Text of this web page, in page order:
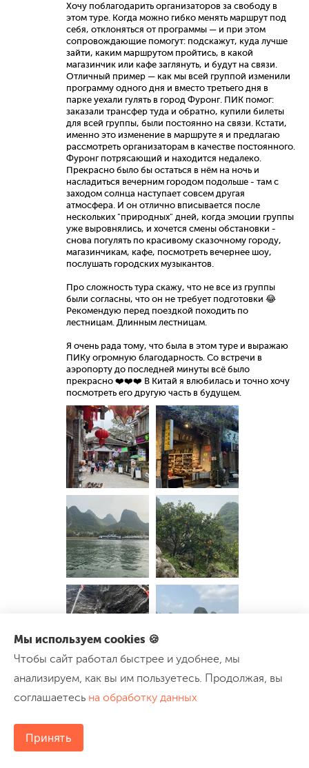
Мы используем cookies 🍪
Чтобы сайт работал быстрее и удобнее, мы
анализируем, как вы им пользуетесь. Продолжая, вы
соглашаетесь на обработку данных
Принять
Хочу поблагодарить организаторов за свободу в
этом туре. Когда можно гибко менять маршрут под
себя, отклоняться от программы — и при этом
сопровождающие помогут: подскажут, куда лучше
зайти, каким маршрутом пройтись, в какой
магазинчик или кафе заглянуть, и будут на связи.
Отличный пример — как мы всей группой изменили
программу одного дня и вместо третьего дня в
парке уехали гулять в город Фуронг. ПИК помог:
заказали трансфер туда и обратно, купили билеты
для всей группы, были постоянно на связи. Кстати,
именно это изменение в маршруте я и предлагаю
рассмотреть организаторам в качестве постоянного.
Фуронг потрясающий и находится недалеко.
Прекрасно было бы остаться в нём на ночь и
насладиться вечерним городом подольше - там с
заходом солнца наступает совсем другая
атмосфера. И он отлично вписывается после
нескольких "природных" дней, когда эмоции группы
уже выровнялись, и хочется смены обстановки -
снова погулять по красивому сказочному городу,
магазинчикам, кафе, посмотреть вечернее шоу,
послушать городских музыкантов.
Про сложность тура скажу, что не все из группы
были согласны, что он не требует подготовки 😂
Рекомендую перед поездкой походить по
лестницам. Длинным лестницам.
Я очень рада тому, что была в этом туре и выражаю
ПИКу огромную благодарность. Со встречи в
аэропорту до последней минуты всё было
прекрасно ❤️❤️❤️ В Китай я влюбилась и точно хочу
посмотреть его другую часть в будущем.